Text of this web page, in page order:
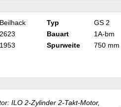
Beilhack Typ GS 2
2623 Bauart 1A-bm
1953 Spurweite
750 mm
ILO 2-Zylinder 2-Takt-Motor,